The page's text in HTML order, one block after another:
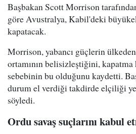
Başbakan Scott Morrison
göre Avustralya, Kabil'deki
kapatacak.
Morrison, yabancı güçlerin
ortamının belisizleştiğini, kapatma
sebebinin bu olduğunu kaydetti.
durum el verdiği takdirde elçiliği
söyledi.
Ordu savaş suçlarını kabul